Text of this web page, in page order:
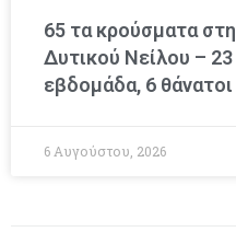
65 τα κρούσματα
Δυτικού Νείλου –
εβδομάδα, 6 θάνατοι
6 Αυγούστου, 2026